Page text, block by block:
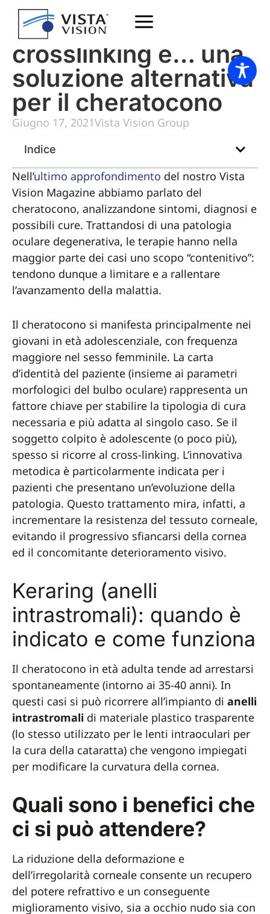
Lenti correttive,
crosslinking e… una
soluzione alternativa
per il cheratocono
Giugno 17, 2021Vista Vision Group
Indice
Nell’ultimo approfondimento del nostro Vista
Vision Magazine abbiamo parlato del
cheratocono, analizzandone sintomi, diagnosi e
possibili cure. Trattandosi di una patologia
oculare degenerativa, le terapie hanno nella
maggior parte dei casi uno scopo “contenitivo”:
tendono dunque a limitare e a rallentare
l’avanzamento della malattia.
Il cheratocono si manifesta principalmente nei
giovani in età adolescenziale, con frequenza
maggiore nel sesso femminile. La carta
d’identità del paziente (insieme ai parametri
morfologici del bulbo oculare) rappresenta un
fattore chiave per stabilire la tipologia di cura
necessaria e più adatta al singolo caso. Se il
soggetto colpito è adolescente (o poco più),
spesso si ricorre al cross-linking. L’innovativa
metodica è particolarmente indicata per i
pazienti che presentano un’evoluzione della
patologia. Questo trattamento mira, infatti, a
incrementare la resistenza del tessuto corneale,
evitando il progressivo sfiancarsi della cornea
ed il concomitante deterioramento visivo.
Keraring (anelli
intrastromali): quando è
indicato e come funziona
Il cheratocono in età adulta tende ad arrestarsi
spontaneamente (intorno ai 35-40 anni). In
questi casi si può ricorrere all’impianto di anelli
intrastromali di materiale plastico trasparente
(lo stesso utilizzato per le lenti intraoculari per
la cura della cataratta) che vengono impiegati
per modificare la curvatura della cornea.
Quali sono i benefici che
ci si può attendere?
La riduzione della deformazione e
dell’irregolarità corneale consente un recupero
del potere refrattivo e un conseguente
miglioramento visivo, sia a occhio nudo sia con